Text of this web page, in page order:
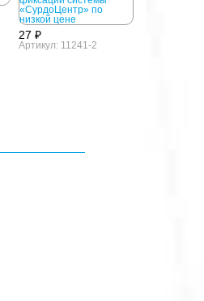
27 ₽
Артикул: 11241-2